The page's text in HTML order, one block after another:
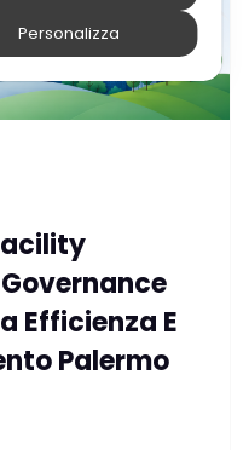
Efficienza E
Palermo
Personalizza